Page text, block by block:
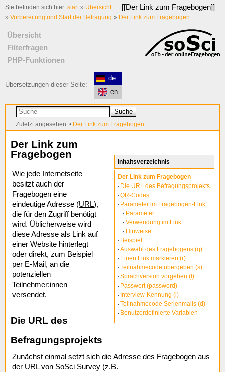
[[Der Link zum Fragebogen]]
Sie befinden sich hier: start» Übersicht
» Vorbereitung und Start der Befragung » Der Link zum Fragebogen
Übersicht
Filterfragen
PHP-Funktionen
Übersetzungen dieser Seite:
de
en
Suche
Zuletzt angesehen: • Der Link zum Fragebogen
Inhaltsverzeichnis
Der Link zum Fragebogen
Die URL des Befragungsprojekts
QR-Codes
Parameter im Fragebogen-Link
Parameter
Verwendung im Link
Hinweise
Beispiel
Auswahl des Fragebogens (q)
Einen Link markieren (r)
Teilnahmecode übergeben (s)
Sprachversion vorgeben (l)
Passwort (password)
Interview-Kennung (i)
Teilnahmecode Serienmails (d)
Benutzerdefinierte Variablen
Der Link zum
Fragebogen
Wie jede Internetseite
besitzt auch der
Fragebogen eine
eindeutige Adresse (URL),
die für den Zugriff benötigt
wird. Üblicherweise wird
diese Adresse als Link auf
einer Website hinterlegt
oder direkt, zum Beispiel
per E-Mail, an die
potenziellen
Teilnehmer:innen
versendet.
Die URL des
Befragungsprojekts
Zunächst einmal setzt sich die Adresse des Fragebogen aus
der URLvon SoSci Survey (z.B.